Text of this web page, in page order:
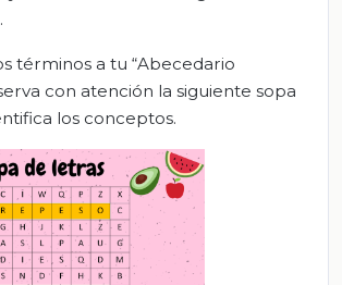
términos a tu “Abecedario
con atención la siguiente sopa
los conceptos.